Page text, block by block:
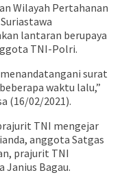
Wilayah Pertahanan
lantaran berupaya
TNI-Polri.
surat
waktu lalu,”
(16/02/2021).
TNI mengejar
anggota Satgas
prajurit TNI
Janius Bagau.